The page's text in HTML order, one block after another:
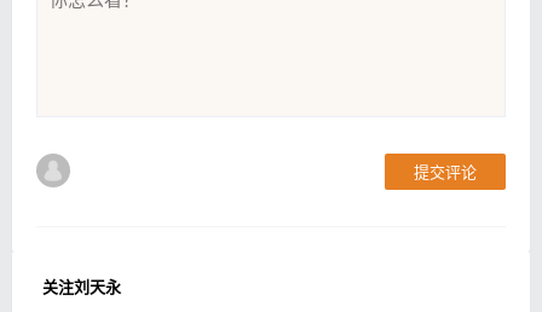
提交评论
关注刘天永